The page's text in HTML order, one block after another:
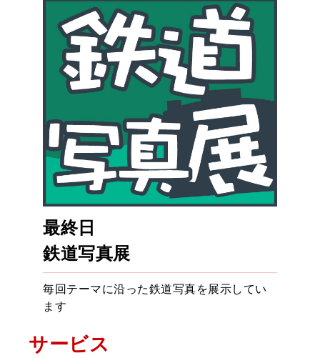
最終日
鉄道写真展
毎回テーマに沿った鉄道写真を展示してい
ます
サービス